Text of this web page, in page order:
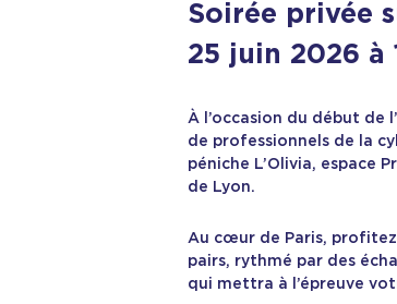
Soirée privée
25 juin 2026 à
À l’occasion du début de
de professionnels de la
péniche L’Olivia, espace
de Lyon.
Au cœur de Paris,
pairs, rythmé par des
qui mettra à l’épreuve